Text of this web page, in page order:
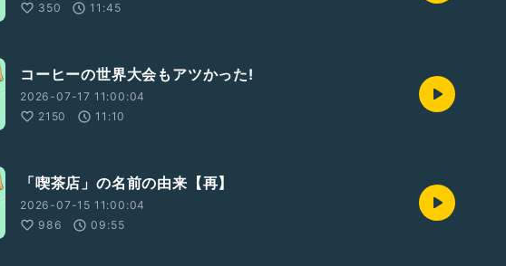
350
11:45
コーヒーの世界大会もアツかった!
2026-07-17 11:00:04
2150
11:10
「喫茶店」の名前の由来【再】
2026-07-15 11:00:04
986
09:55